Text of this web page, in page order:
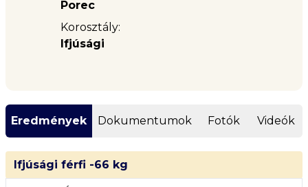
Porec
Korosztály:
Ifjúsági
Eredmények Dokumentumok Fotók Videók
Ifjúsági férfi -66 kg